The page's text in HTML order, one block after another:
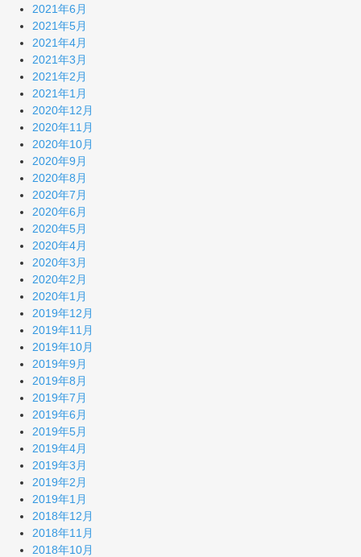
2021年6月
2021年5月
2021年4月
2021年3月
2021年2月
2021年1月
2020年12月
2020年11月
2020年10月
2020年9月
2020年8月
2020年7月
2020年6月
2020年5月
2020年4月
2020年3月
2020年2月
2020年1月
2019年12月
2019年11月
2019年10月
2019年9月
2019年8月
2019年7月
2019年6月
2019年5月
2019年4月
2019年3月
2019年2月
2019年1月
2018年12月
2018年11月
2018年10月